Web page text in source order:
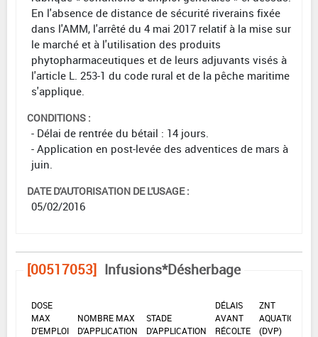
En l'absence de distance de sécurité riverains fixée
dans l'AMM, l'arrêté du 4 mai 2017 relatif à la mise sur
le marché et à l'utilisation des produits
phytopharmaceutiques et de leurs adjuvants visés à
l'article L. 253-1 du code rural et de la pêche maritime
s'applique.
CONDITIONS :
- Délai de rentrée du bétail : 14 jours.
- Application en post-levée des adventices de mars à
juin.
DATE D'AUTORISATION DE L'USAGE :
05/02/2016
[00517053] Infusions*Désherbage
DOSE
MAX
D'EMPLOI
NOMBRE MAX
D'APPLICATION
STADE
D'APPLICATION
DÉLAIS
AVANT
RÉCOLTE
ZNT
AQUATIQUE
(DVP)